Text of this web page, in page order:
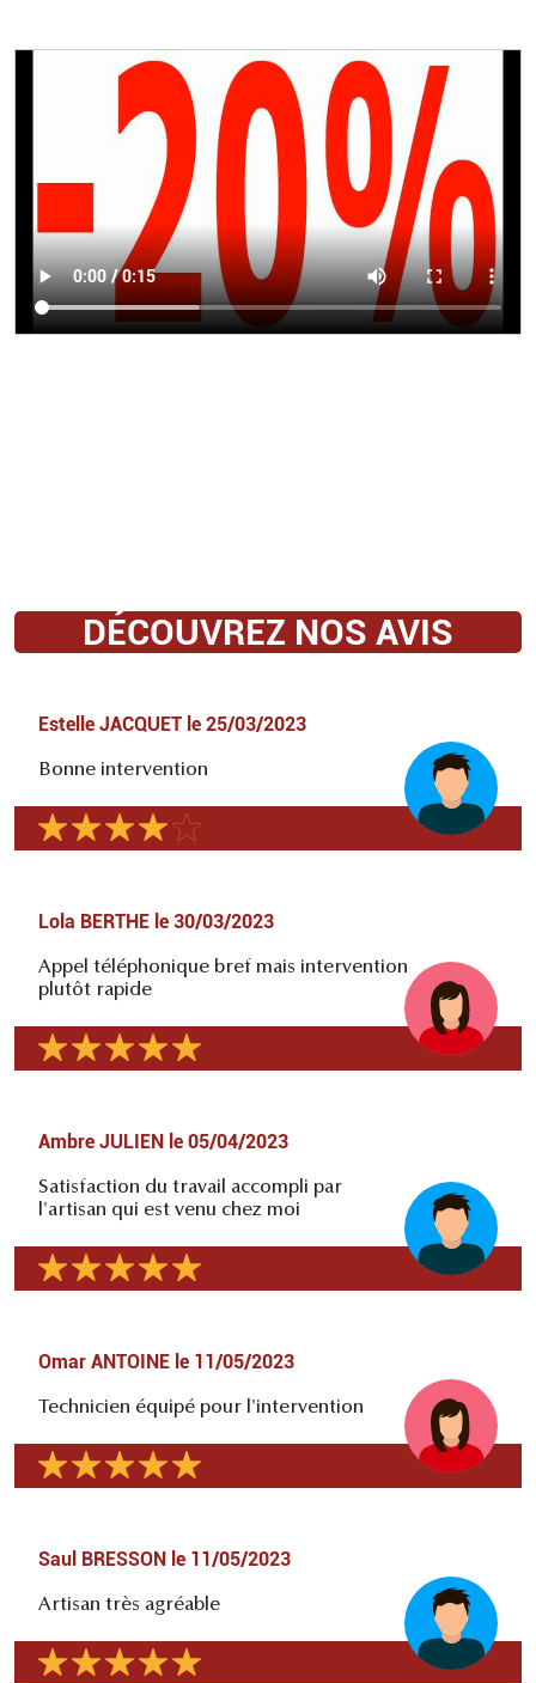
DÉCOUVREZ NOS AVIS
Estelle JACQUET le 25/03/2023
Bonne intervention
Lola BERTHE le 30/03/2023
Appel téléphonique bref mais intervention
plutôt rapide
Ambre JULIEN le 05/04/2023
Satisfaction du travail accompli par
l'artisan qui est venu chez moi
Omar ANTOINE le 11/05/2023
Technicien équipé pour l'intervention
Saul BRESSON le 11/05/2023
Artisan très agréable